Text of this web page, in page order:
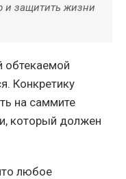
и защитить жизни
обтекаемой
Конкретику
на саммите
который должен
любое